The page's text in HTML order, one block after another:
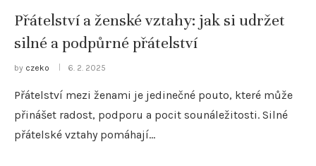
Přátelství a ženské vztahy: jak si udržet
silné a podpůrné přátelství
by czeko 6. 2. 2025
Přátelství mezi ženami je jedinečné pouto, které může
přinášet radost, podporu a pocit sounáležitosti. Silné
přátelské vztahy pomáhají…